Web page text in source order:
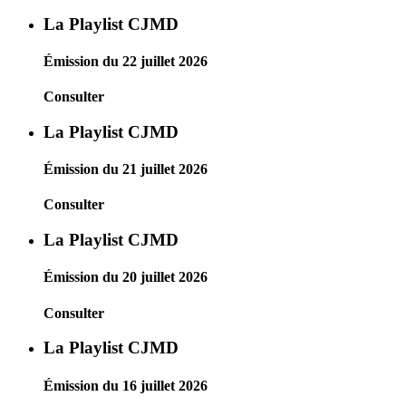
La Playlist CJMD
Émission du 22 juillet 2026
Consulter
La Playlist CJMD
Émission du 21 juillet 2026
Consulter
La Playlist CJMD
Émission du 20 juillet 2026
Consulter
La Playlist CJMD
Émission du 16 juillet 2026